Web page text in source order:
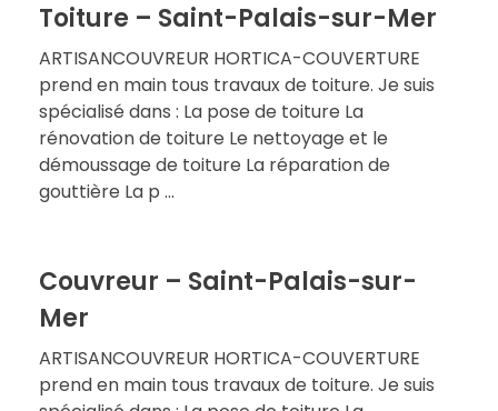
Toiture – Saint-Palais-sur-Mer
ARTISANCOUVREUR HORTICA-COUVERTURE
prend en main tous travaux de toiture. Je suis
spécialisé dans : La pose de toiture La
rénovation de toiture Le nettoyage et le
démoussage de toiture La réparation de
gouttière La p ...
Couvreur – Saint-Palais-sur-
Mer
ARTISANCOUVREUR HORTICA-COUVERTURE
prend en main tous travaux de toiture. Je suis